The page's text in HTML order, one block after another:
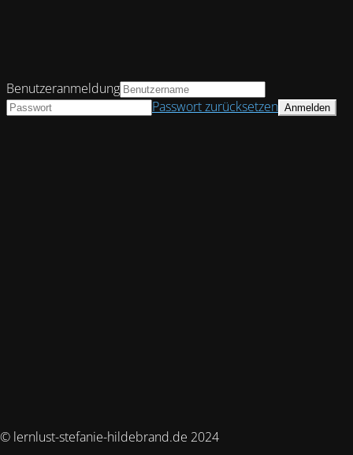
© lernlust-stefanie-hildebrand.de 2024
Benutzeranmeldung
Passwort zurücksetzen